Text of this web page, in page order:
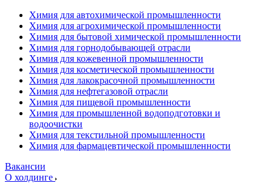
Химия для автохимической промышленности
Химия для агрохимической промышленности
Химия для бытовой химической промышленности
Химия для горнодобывающей отрасли
Химия для кожевенной промышленности
Химия для косметической промышленности
Химия для лакокрасочной промышленности
Химия для нефтегазовой отрасли
Химия для пищевой промышленности
Химия для промышленной водоподготовки и
водоочистки
Химия для текстильной промышленности
Химия для фармацевтической промышленности
Вакансии
О холдинге